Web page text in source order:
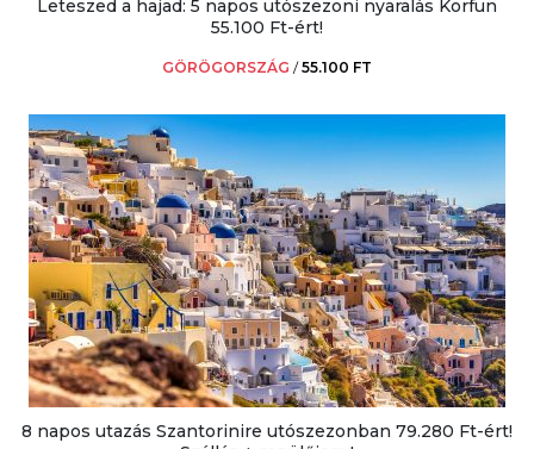
Leteszed a hajad: 5 napos utószezoni nyaralás Korfun
55.100 Ft-ért!
GÖRÖGORSZÁG /55.100 FT
8 napos utazás Szantorinire utószezonban 79.280 Ft-ért!